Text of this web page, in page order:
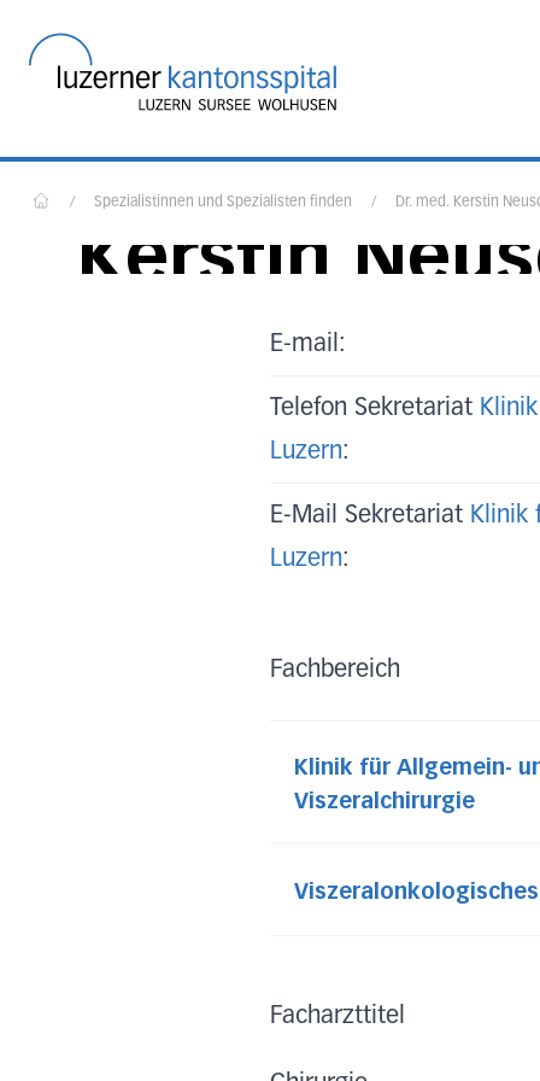
/ Spezialistinnen und Spezialisten finden / Dr. med. Kerstin
Dr. med.
Kerstin
Oberärztin Viszeralchirurgie,
E-mail:
Telefon Sekretariat
Luzern:
E-Mail Sekretariat Klinik
Luzern:
Fachbereich
Klinik für Allgemein-
Viszeralchirurgie
Facharzttitel